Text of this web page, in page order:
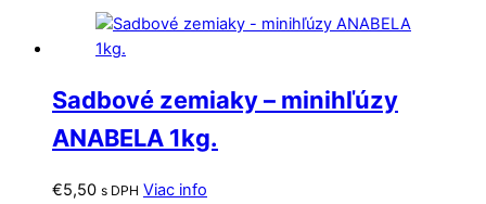
Sadbové zemiaky – minihľúzy
ANABELA 1kg.
€5,50 s DPH Viac info